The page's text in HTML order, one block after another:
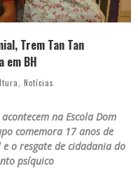
Trem Tan Tan
em BH
, Notícias
na Escola Dom
comemora 17 anos de
o resgate de cidadania do
psíquico